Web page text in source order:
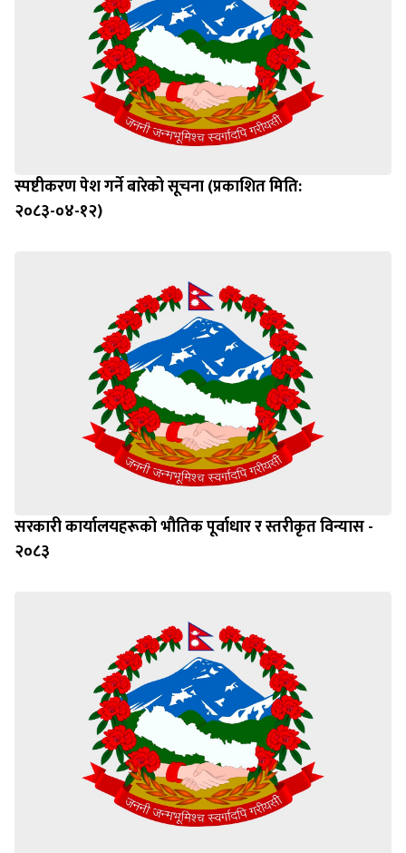
स्पष्टीकरण पेश गर्ने बारेको सूचना (प्रकाशित मिति:
२०८३-०४-१२)
सरकारी कार्यालयहरूको भौतिक पूर्वाधार र स्तरीकृत विन्यास -
२०८३